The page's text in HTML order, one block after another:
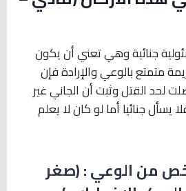
جنائية وهي تعني أن يكون
متمتع بالوعي والإرادة فإن
لحد القتل وثبت أن الجاني غير
يسأل جنائيا أما لو كان لا يعلم
من الوعي : (صغر